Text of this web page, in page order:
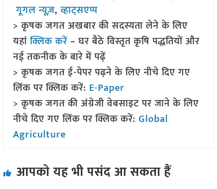
गूगल न्यूज़,व्हाट्सएप्प
> कृषक जगत अखबार की सदस्यता लेने के लिए
यहांक्लिक करें– घर बैठे विस्तृत कृषि पद्धतियों और
नई तकनीक के बारे में पढ़ें
> कृषक जगत ई-पेपर पढ़ने के लिए नीचे दिए गए
लिंक पर क्लिक करें: E-Paper
> कृषक जगत की अंग्रेजी वेबसाइट पर जाने के लिए
नीचे दिए गए लिंक पर क्लिक करें: Global
Agriculture
आपको यह भी पसंद आ सकता हैं